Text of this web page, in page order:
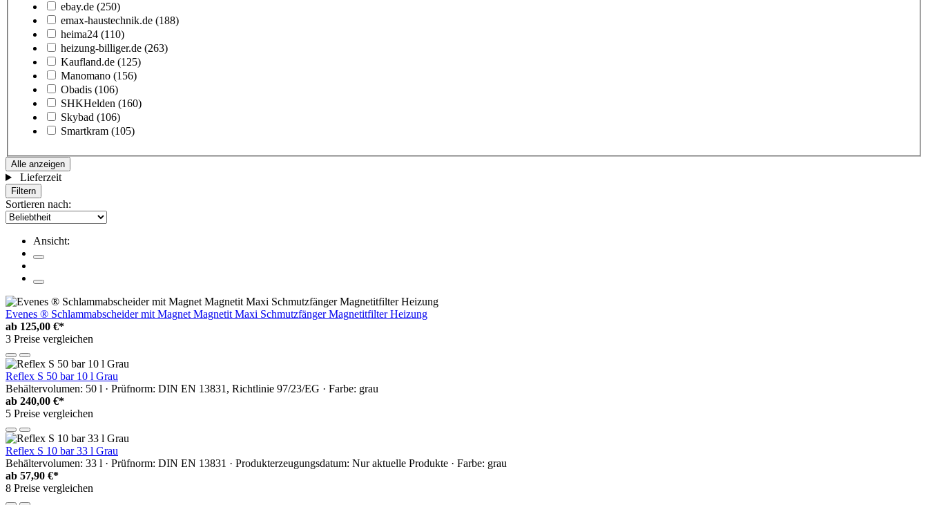
ebay.de (250)
emax-haustechnik.de (188)
heima24 (110)
heizung-billiger.de (263)
Kaufland.de (125)
Manomano (156)
Obadis (106)
SHKHelden (160)
Skybad (106)
Smartkram (105)
Alle anzeigen
Lieferzeit
Filtern
Sortieren nach:
Ansicht:
Evenes ® Schlammabscheider mit Magnet Magnetit Maxi Schmutzfänger Magnetitfilter Heizung
ab 125,00 €*
3 Preise vergleichen
Reflex S 50 bar 10 l Grau
Behältervolumen: 50 l · Prüfnorm: DIN EN 13831, Richtlinie 97/23/EG · Farbe: grau
ab 240,00 €*
5 Preise vergleichen
Reflex S 10 bar 33 l Grau
Behältervolumen: 33 l · Prüfnorm: DIN EN 13831 · Produkterzeugungsdatum: Nur aktuelle Produkte · Farbe: grau
ab 57,90 €*
8 Preise vergleichen